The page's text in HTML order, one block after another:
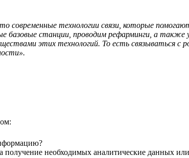
современные технологии связи, которые
базовые станции, проводим рефарминги, а
этих технологий. То есть связываться
получение необходимых аналитические данных